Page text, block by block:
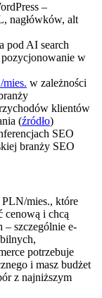
–
nagłówków, alt
pod AI search
pozycjonowanie w
w zależności
klientów
(źródło)
SEO
branży SEO
mies., które
cenową i chcą
– szczególnie e-
potrzebuje
i masz budżet
z najniższym